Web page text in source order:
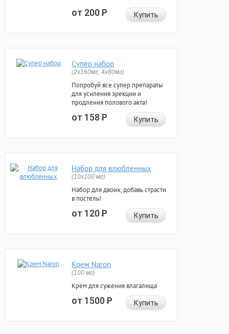
от 200Р Купить
Супер набор
(2х160мг, 4х80мг)
Попробуй все супер препараты
для усиления эрекции и
продления полового акта!
от 158Р Купить
Набор для влюбленных
(10х100 мг)
Набор для двоих, добавь страсти
в постель!
от 120Р Купить
Крем Naron
(100 мг)
Крем для сужения влагалища
от 1500Р Купить